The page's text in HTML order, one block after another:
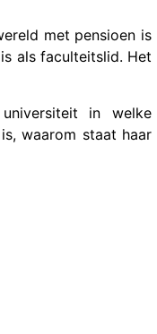
met pensioen is
als faculteitslid. Het
in welke
waarom staat haar